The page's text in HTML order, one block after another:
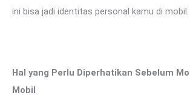
ini bisa jadi identitas personal kamu di mobil.
Hal yang Perlu Diperhatikan Sebelum
Mobil